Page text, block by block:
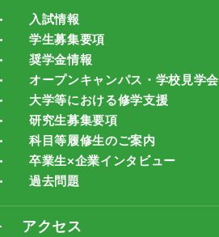
入試情報
学生募集要項
奨学金情報
オープンキャンパス・学校見学会
大学等における修学支援
研究生募集要項
科目等履修生のご案内
卒業生×企業インタビュー
過去問題
アクセス